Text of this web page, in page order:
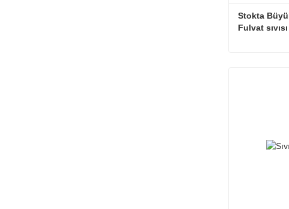
Stokta
Fulvat sıvısı